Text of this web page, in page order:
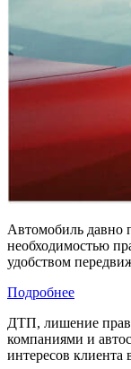
Автомобиль давно
необходимостью
удобством
Подробнее
ДТП, лишение
компаниями и
интересов клиента